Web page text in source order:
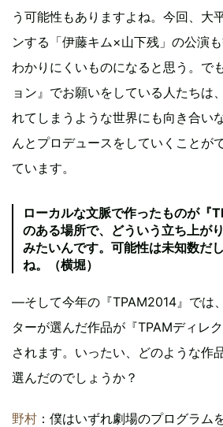
う可能性もありますよね。今回、大
ンする「伊藤キム×山下残」の公演も
わかりにくいものになると思う。で
ョン』でお願いをしている人たちは
れてしまうような世界にも向き合い
んとプロデュースをしていくことが
ています。
ローカルな文脈で作ったものが『
のある場所で、どういう立ち上が
みたいんです。可能性は未知数だ
ね。（横堀）
―そして今年の『TPAM2014』では
ターが選んだ作品が『TPAMディレ
されます。いったい、どのような作
選んだのでしょうか？
野村 ：僕はいずれ劇場のプログラム